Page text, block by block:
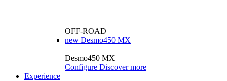
OFF-ROAD
new Desmo450 MX
Desmo450 MX
Configure Discover more
Experience